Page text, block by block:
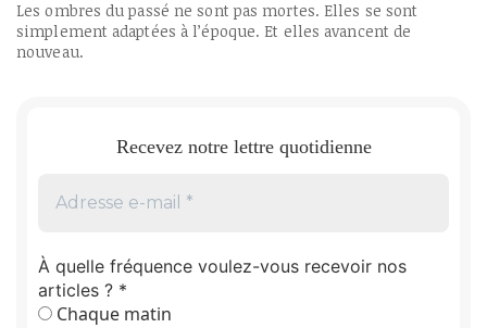
Les ombres du passé ne sont pas mortes. Elles se sont
simplement adaptées à l’époque. Et elles avancent de
nouveau.
Recevez notre lettre quotidienne
À quelle fréquence voulez-vous recevoir nos
articles ? *
Chaque matin